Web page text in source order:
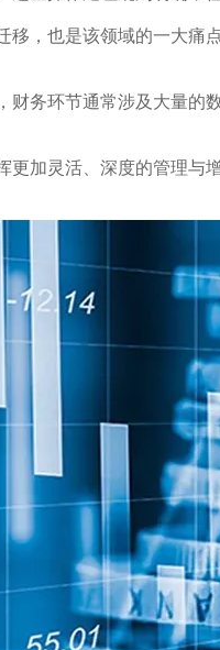
，也是该领域的一大
务环节通常涉及大量
加灵活、深度的管理与